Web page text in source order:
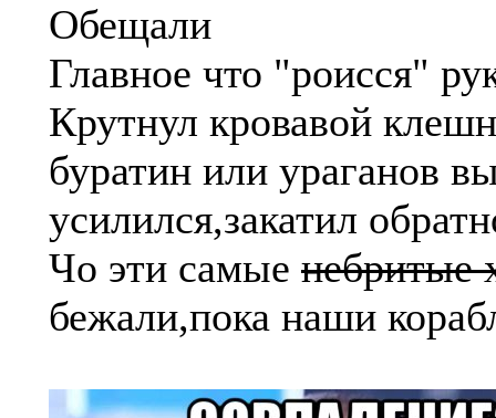
Обещали
Главное что "роисся"
Крутнул кровавой
буратин или ураганов
усилился,закатил
Чо эти самые небритые
бежали,пока наши